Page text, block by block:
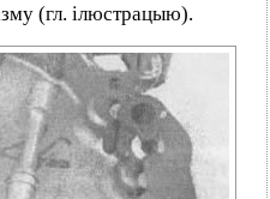
(гл. ілюстрацыю).